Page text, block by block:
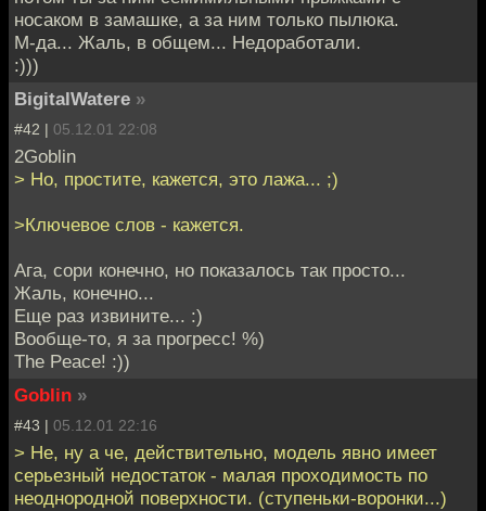
носаком в замашке, а за ним только пылюка.
М-да... Жаль, в общем... Недоработали.
:)))
BigitalWatere »
#42 | 05.12.01 22:08
2Goblin
> Но, простите, кажется, это лажа... ;)
>Ключевое слов - кажется.
Ага, сори конечно, но показалось так просто...
Жаль, конечно...
Еще раз извините... :)
Вообще-то, я за прогресс! %)
The Peace! :))
Goblin »
#43 | 05.12.01 22:16
> Не, ну а че, действительно, модель явно имеет
серьезный недостаток - малая проходимость по
неоднородной поверхности. (ступеньки-воронки...)